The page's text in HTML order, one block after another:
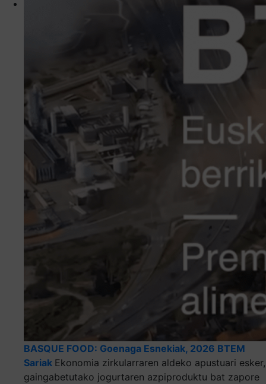
BASQUE FOOD: Goenaga Esnekiak, 2026 BTEM
Sariak Ekonomia zirkularraren aldeko apustuari esker,
gaingabetutako jogurtaren azpiproduktu bat zapore